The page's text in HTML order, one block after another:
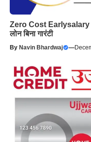
Zero Cost Earlysalary
लोन बिना गारंटी
By Navin Bhardwaj —